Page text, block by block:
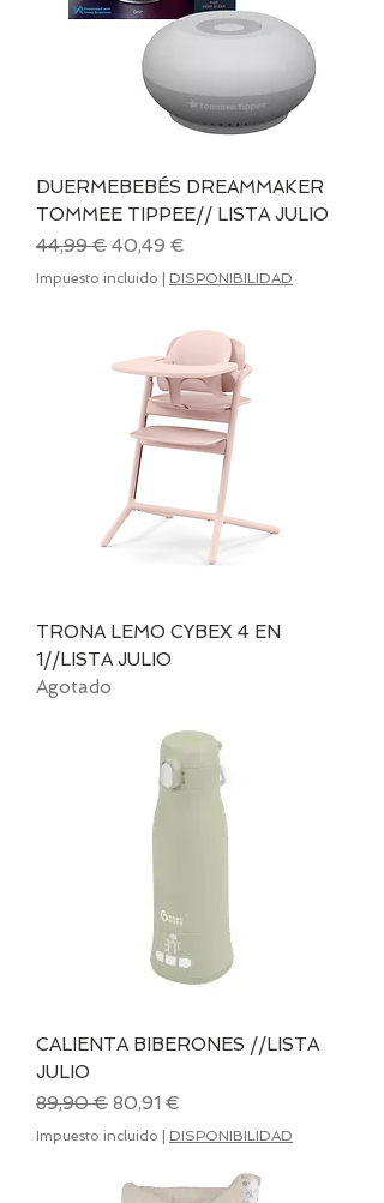
DUERMEBEBÉS DREAMMAKER
TOMMEE TIPPEE// LISTA JULIO
Precio
44,99 € Precio de oferta
40,49 €
Impuesto incluido DISPONIBILIDAD
TRONA LEMO CYBEX 4 EN
1//LISTA JULIO
Agotado
CALIENTA BIBERONES //LISTA
JULIO
Precio
89,90 € Precio de oferta
80,91 €
Impuesto incluido DISPONIBILIDAD